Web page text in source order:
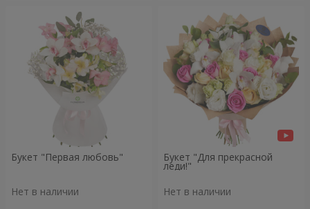
Букет "Первая любовь"
Нет в наличии
Букет "Для прекрасной
леди!"
Нет в наличии